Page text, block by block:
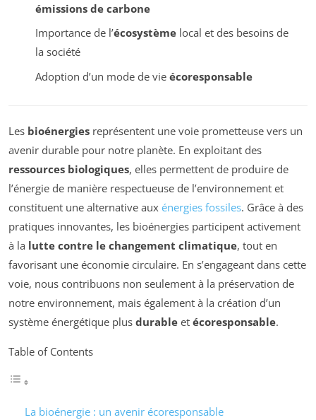
émissions de carbone
Importance de l’écosystèmelocal et des besoins de
la société
Adoption d’un mode de vie écoresponsable
Les bioénergies représentent une voie prometteuse vers un
avenir durable pour notre planète. En exploitant des
ressources biologiques, elles permettent de produire de
l’énergie de manière respectueuse de l’environnement et
constituent une alternative aux énergies fossiles. Grâce à des
pratiques innovantes, les bioénergies participent activement
à la lutte contre le changement climatique, tout en
favorisant une économie circulaire. En s’engageant dans cette
voie, nous contribuons non seulement à la préservation de
notre environnement, mais également à la création d’un
système énergétique plus durable et écoresponsable.
Table of Contents
La bioénergie : un avenir écoresponsable